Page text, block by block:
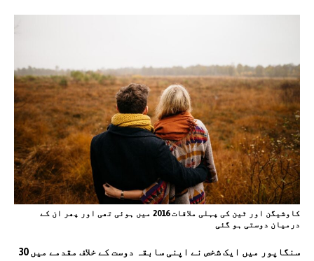
کاوشیگن اور ٹین کی پہلی ملاقات 2016 میں ہوئی تھی اور پھر ان کے
درمیان دوستی ہو گئی
سنگاپور میں ایک شخص نے اپنی سابقہ دوست کے خلاف مقدمے میں 30